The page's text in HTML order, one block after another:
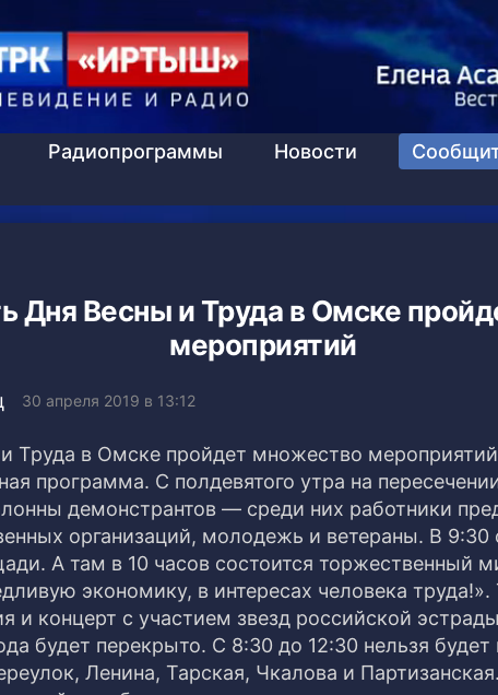
Радиопрограммы Новости
Дня Весны и Труда в Омске
мероприятий
30 апреля 2019 в 13:12
Труда в Омске пройдет множество
программа. С полдевятого утра на
демонстрантов — среди них работники
организаций, молодежь и ветераны. В 9:30
А там в 10 часов состоится торжественный
экономику, в интересах человека
и концерт с участием звезд российской
будет перекрыто. С 8:30 до 12:30 нельзя будет
Ленина, Тарская, Чкалова и